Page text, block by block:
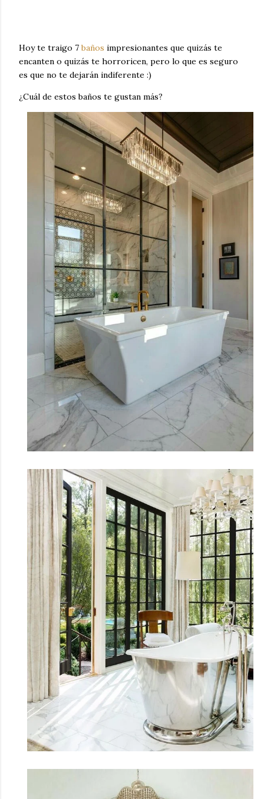
Hoy te traigo 7baños impresionantes que quizás te
encanten o quizás te horroricen, pero lo que es seguro
es que no te dejarán indiferente :)
¿Cuál de estos baños te gustan más?